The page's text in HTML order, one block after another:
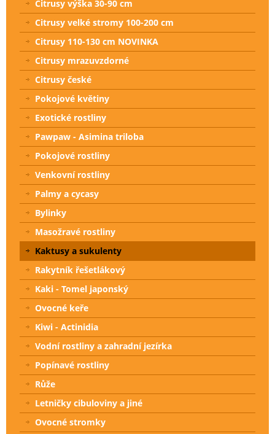
Citrusy výška 30-90 cm
Citrusy velké stromy 100-200 cm
Citrusy 110-130 cm NOVINKA
Citrusy mrazuvzdorné
Citrusy české
Pokojové květiny
Exotické rostliny
Pawpaw - Asimina triloba
Pokojové rostliny
Venkovní rostliny
Palmy a cycasy
Bylinky
Masožravé rostliny
Kaktusy a sukulenty
Rakytník řešetlákový
Kaki - Tomel japonský
Ovocné keře
Kiwi - Actinidia
Vodní rostliny a zahradní jezírka
Popínavé rostliny
Růže
Letničky cibuloviny a jiné
Ovocné stromky